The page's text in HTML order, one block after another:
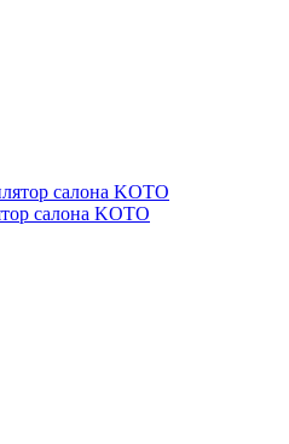
салона KOTO